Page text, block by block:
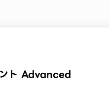
ト Advanced